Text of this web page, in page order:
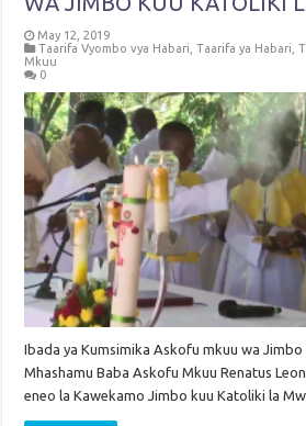
May 12, 2019
Taarifa Vyombo vya Habari ,Taarifa ya Habari ,
Mkuu
0
Ibada ya Kumsimika Askofu mkuu wa
Mhashamu Baba Askofu Mkuu Renatus
eneo la Kawekamo Jimbo kuu Katoliki la